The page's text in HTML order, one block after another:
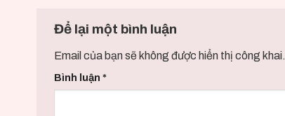
Để lại một bình luận
Email của bạn sẽ không được hiển thị công khai.
Bình luận *